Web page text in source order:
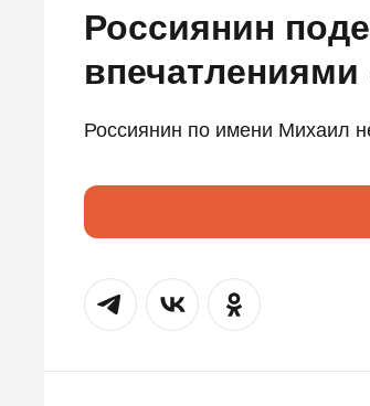
Россиянин
Россиянин по имени Михаил